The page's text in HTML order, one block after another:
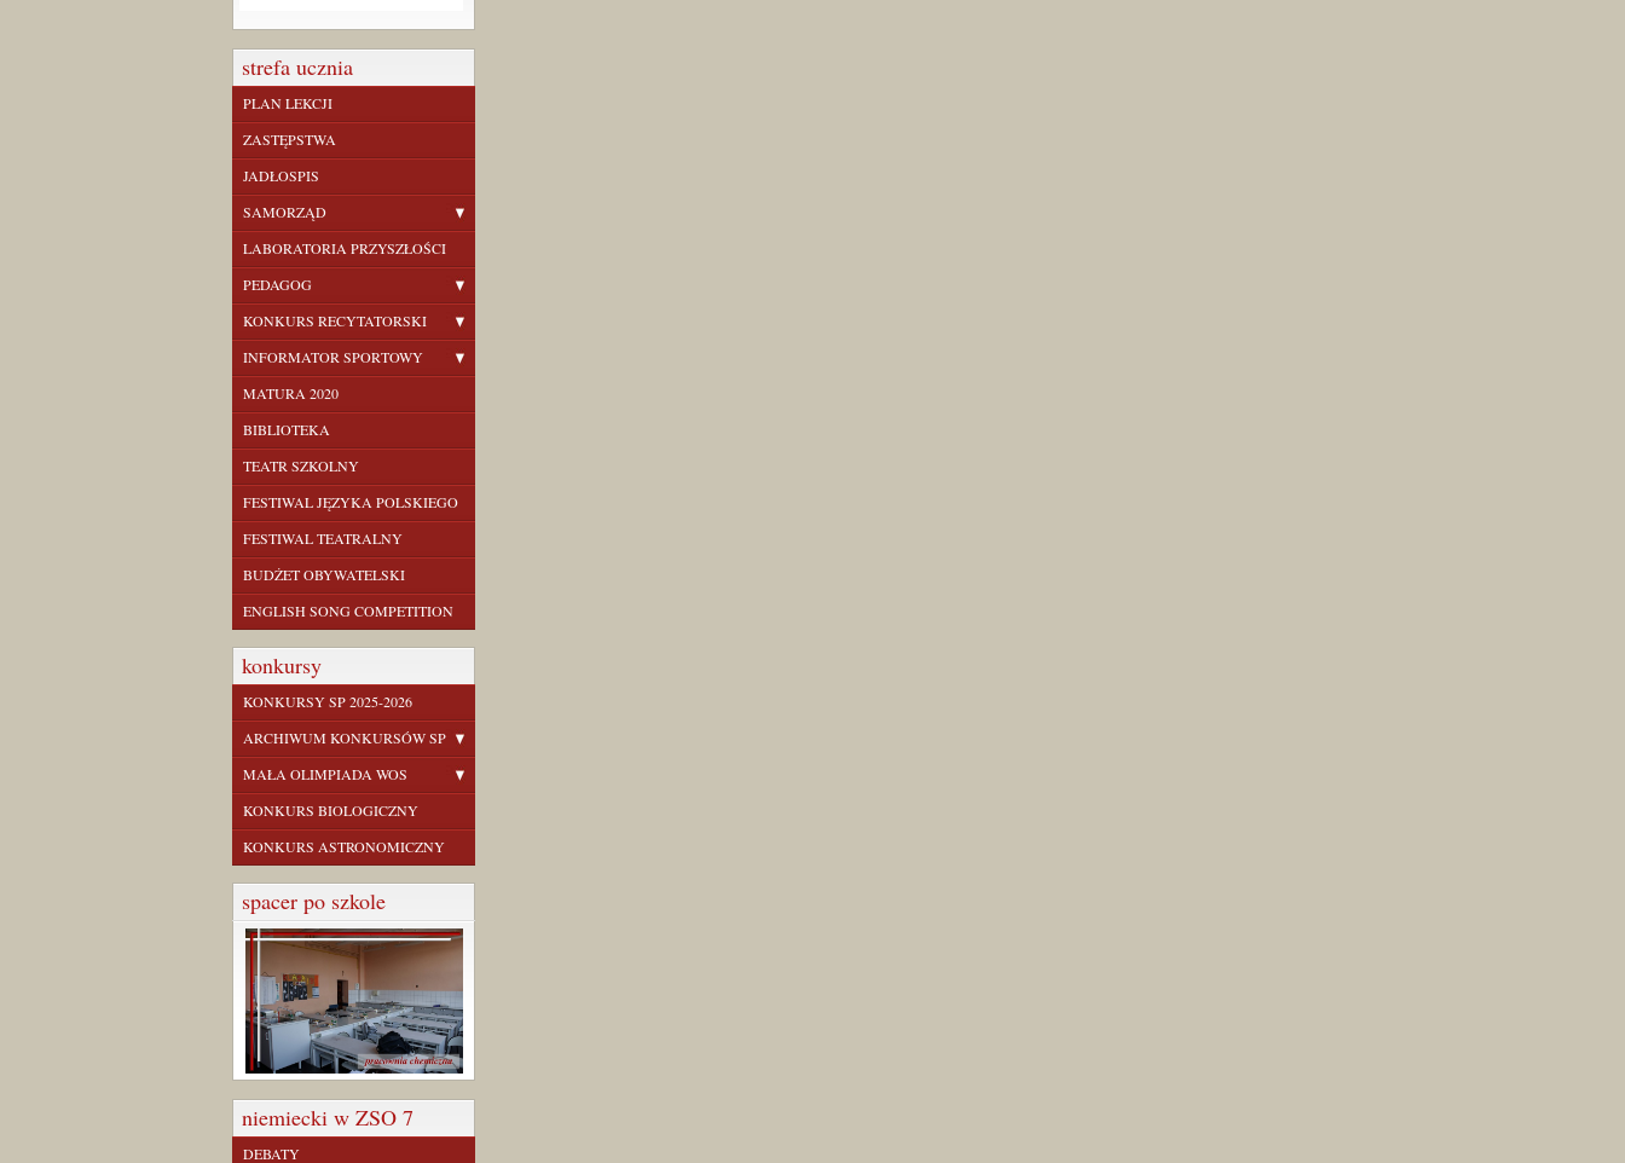
strefa ucznia
PLAN LEKCJI
ZASTĘPSTWA
JADŁOSPIS
SAMORZĄD
LABORATORIA PRZYSZŁOŚCI
PEDAGOG
KONKURS RECYTATORSKI
INFORMATOR SPORTOWY
MATURA 2020
BIBLIOTEKA
TEATR SZKOLNY
FESTIWAL JĘZYKA POLSKIEGO
FESTIWAL TEATRALNY
BUDŻET OBYWATELSKI
ENGLISH SONG COMPETITION
konkursy
KONKURSY SP 2025-2026
ARCHIWUM KONKURSÓW SP
MAŁA OLIMPIADA WOS
KONKURS BIOLOGICZNY
KONKURS ASTRONOMICZNY
spacer po szkole
niemiecki w ZSO 7
DEBATY